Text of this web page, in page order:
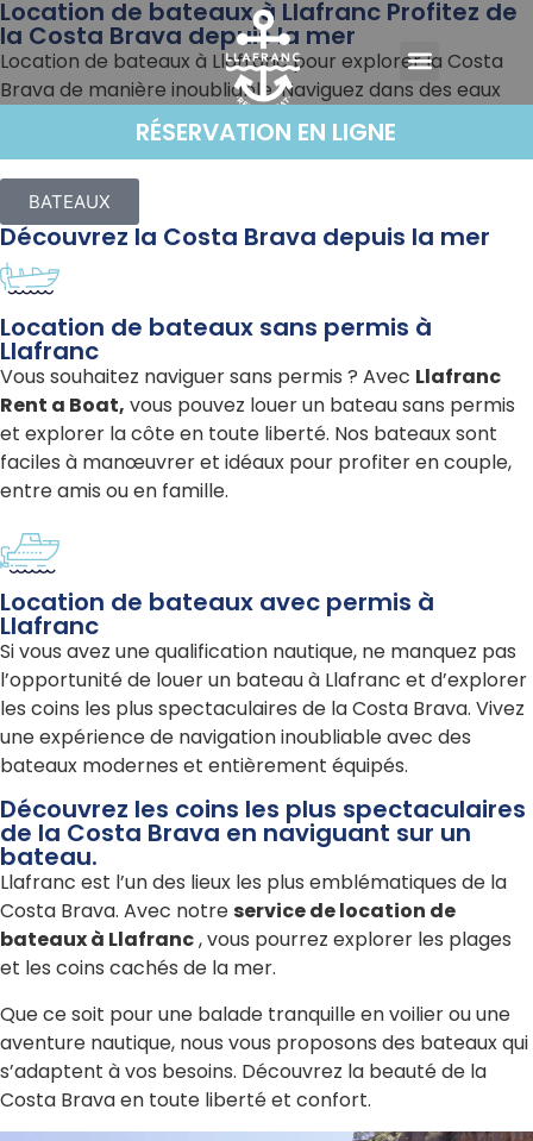
RÉSERVATION EN LIGNE
Location de bateaux à Llafranc Profitez de
la Costa Brava depuis la mer
Location de bateaux à Llafranc pour explorer la Costa
Brava de manière inoubliable. Naviguez dans des eaux
cristallines et découvrez des paysages spectaculaires.
Options sous licence et sans licence disponibles !
BATEAUX
Découvrez la Costa Brava depuis la mer
Location de bateaux sans permis à
Llafranc
Vous souhaitez naviguer sans permis ? Avec Llafranc
Rent a Boat, vous pouvez louer un bateau sans permis
et explorer la côte en toute liberté. Nos bateaux sont
faciles à manœuvrer et idéaux pour profiter en couple,
entre amis ou en famille.
Location de bateaux avec permis à
Llafranc
Si vous avez une qualification nautique, ne manquez pas
l’opportunité de louer un bateau à Llafranc et d’explorer
les coins les plus spectaculaires de la Costa Brava. Vivez
une expérience de navigation inoubliable avec des
bateaux modernes et entièrement équipés.
Découvrez les coins les plus spectaculaires
de la Costa Brava en naviguant sur un
bateau.
Llafranc est l’un des lieux les plus emblématiques de la
Costa Brava. Avec notreservice de location de
bateaux à Llafranc, vous pourrez explorer les plages
et les coins cachés de la mer.
Que ce soit pour une balade tranquille en voilier ou une
aventure nautique, nous vous proposons des bateaux qui
s’adaptent à vos besoins. Découvrez la beauté de la
Costa Brava en toute liberté et confort.